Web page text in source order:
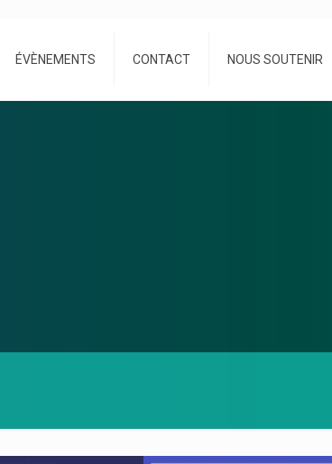
ÉVÈNEMENTS CONTACT NOUS SOUTENIR